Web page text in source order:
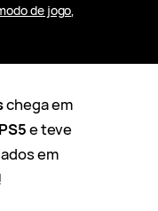
de jogo
chega em
PS5e teve
em